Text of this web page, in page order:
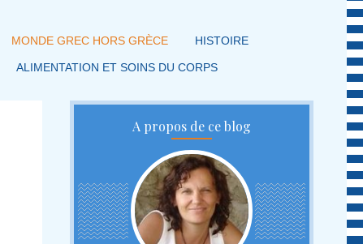
MONDE GREC HORS GRÈCE HISTOIRE
ALIMENTATION ET SOINS DU CORPS
A propos de ce blog